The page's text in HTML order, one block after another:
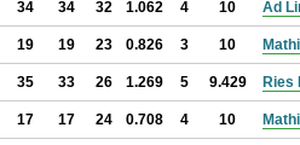
34 34 32 1.062 4 10 Ad
19 19 23 0.826 3 10
35 33 26 1.269 5 9.429 Ries
17 17 24 0.708 4 10